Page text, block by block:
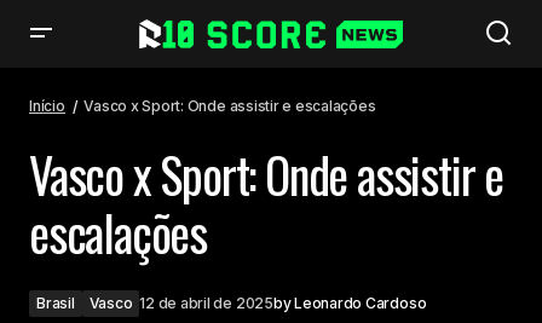
Início Vasco x Sport: Onde assistir e escalações
Vasco x Sport: Onde assistir e
escalações
Brasil Vasco 12 de abril de 2025byLeonardo Cardoso